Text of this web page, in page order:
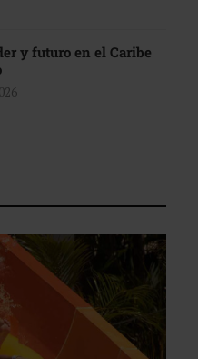
y futuro en el Caribe